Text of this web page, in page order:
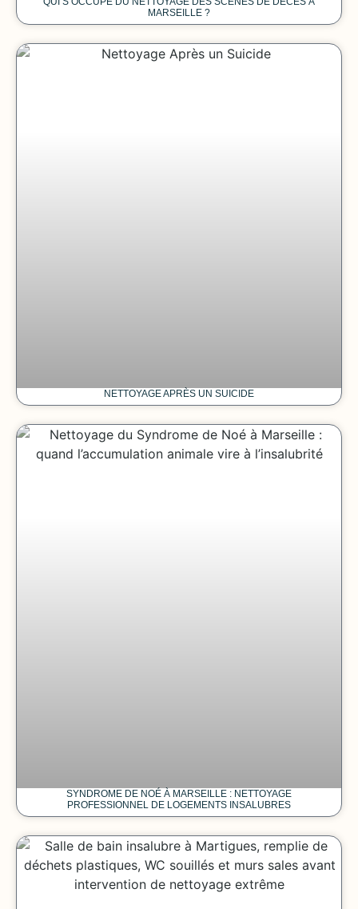
MARSEILLE ?
NETTOYAGE APRÈS UN SUICIDE
SYNDROME DE NOÉ À MARSEILLE : NETTOYAGE
PROFESSIONNEL DE LOGEMENTS INSALUBRES